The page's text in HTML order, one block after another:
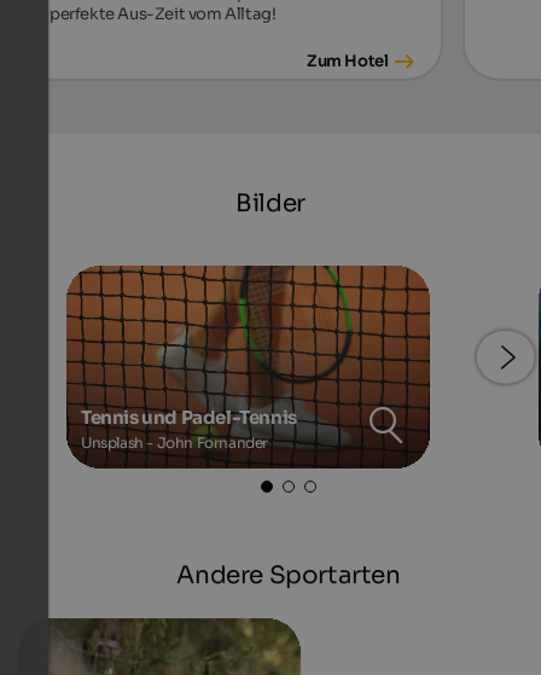
perfekte Aus-Zeit vom Alltag!
Zum Hotel
Bilder
Tennis und Padel-Tennis
Unsplash - John Fornander
Andere Sportarten